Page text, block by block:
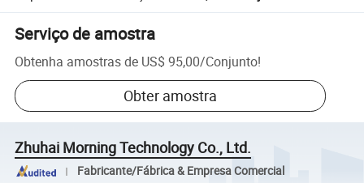
Serviço de amostra
Obtenha amostras de US$ 95,00/Conjunto!
Obter amostra
Zhuhai Morning Technology Co., Ltd.
Fabricante/Fábrica & Empresa Comercial